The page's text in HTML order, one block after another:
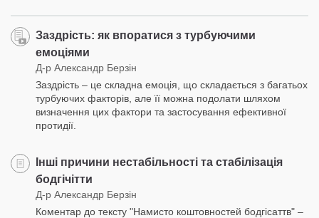
Заздрість: як впоратися з турбуючими
емоціями
Д-р Александр Берзін
Заздрість – це складна емоція, що складається з багатьох
турбуючих факторів, але її можна подолати шляхом
визначення цих фактори та застосування ефективної
протидії.
Інші причини нестабільності та стабілізація
бодгічітти
Д-р Александр Берзін
Коментар до тексту "Намисто коштовностей бодгісаттв" –